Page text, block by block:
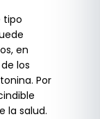
tipo
en
los
Por
la salud.